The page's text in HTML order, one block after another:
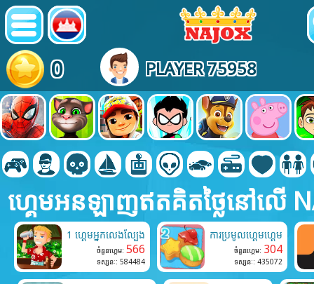
0 PLAYER 75958
ហ្គេមអនឡាញឥតគិតថ្លៃនៅលើ
1 ហ្គេមអ្នកលេងល្បែង
ចំនួនហ្គេម: 566
ទស្សនៈ: 584484
ការប្រមូលហ្គេមហ្គេម
ចំនួនហ្គេម: 304
ទស្សនៈ: 435072